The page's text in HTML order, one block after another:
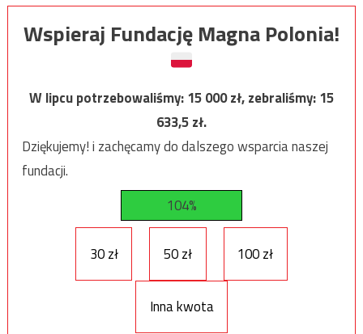
Wspieraj Fundację Magna Polonia!
W lipcu potrzebowaliśmy:15 000zł, zebraliśmy:15
633,5zł.
Dziękujemy! i zachęcamy do dalszego wsparcia naszej
fundacji.
104%
30 zł 50 zł 100 zł
Inna kwota